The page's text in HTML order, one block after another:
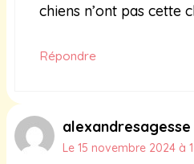
chiens n’ont pas cette
Répondre
alexandresagesse
Le 15 novembre 2024 à